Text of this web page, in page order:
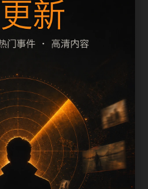
兜底、标题去重和 description
下有多个相近页面，应通过不
问场景、相关问题或专题入
重复感。页面底部保留同类推
入口，保证重要页面点击
。正文维护时可按用户搜索路
稳定、同栏目还有哪些可继
片和摘要是否一致。每次新增
、canonical、主题
确保页面既能被搜索引擎理